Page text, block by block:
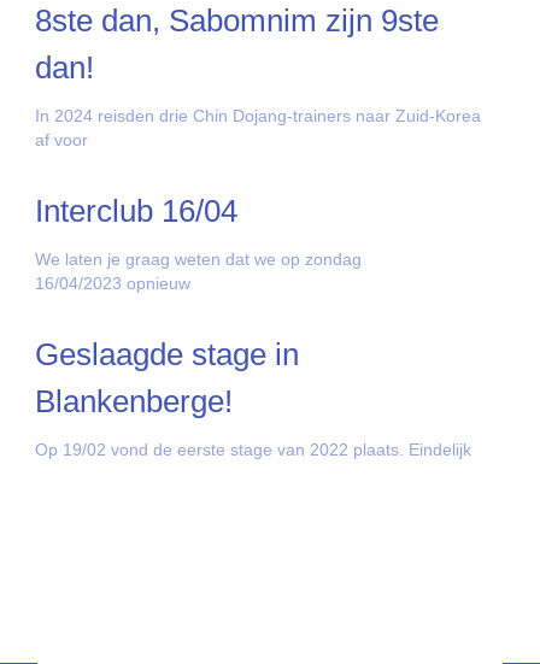
8ste dan, Sabomnim zijn 9ste
dan!
In 2024 reisden drie Chin Dojang-trainers naar Zuid-Korea
af voor
Interclub 16/04
We laten je graag weten dat we op zondag
16/04/2023 opnieuw
Geslaagde stage in
Blankenberge!
Op 19/02 vond de eerste stage van 2022 plaats. Eindelijk